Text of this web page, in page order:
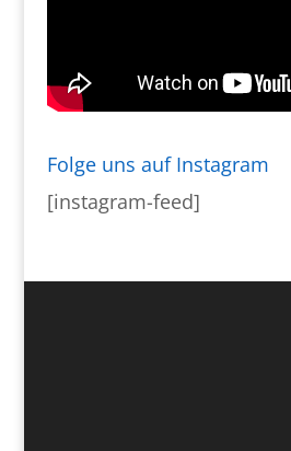
Folge uns auf Instagram
[instagram-feed]